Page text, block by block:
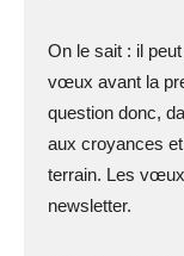
On le sait : il
vœux avant la
question donc,
aux croyances
terrain. Les
newsletter.